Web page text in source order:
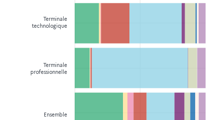
Terminale
technologique
Terminale
professionnelle
Ensemble